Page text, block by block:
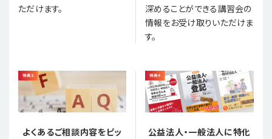
ただけます。
深めることができる講習会の
情報をお受け取りいただけま
す。
よくあるご相談内容をピッ
公益法人・一般法人に特化